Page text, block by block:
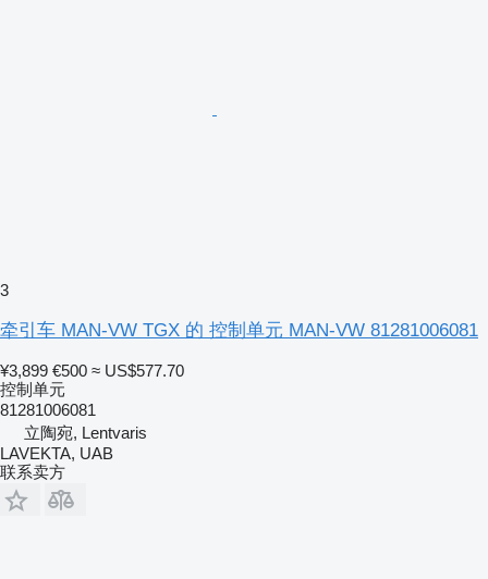
3
牵引车 MAN-VW TGX 的 控制单元 MAN-VW 81281006081
¥3,899 €500 ≈ US$577.70
控制单元
81281006081
立陶宛, Lentvaris
LAVEKTA, UAB
联系卖方